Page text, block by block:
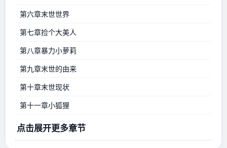
第六章末世世界
第七章捡个大美人
第八章暴力小萝莉
第九章末世的由来
第十章末世现状
第十一章小狐狸
点击展开更多章节